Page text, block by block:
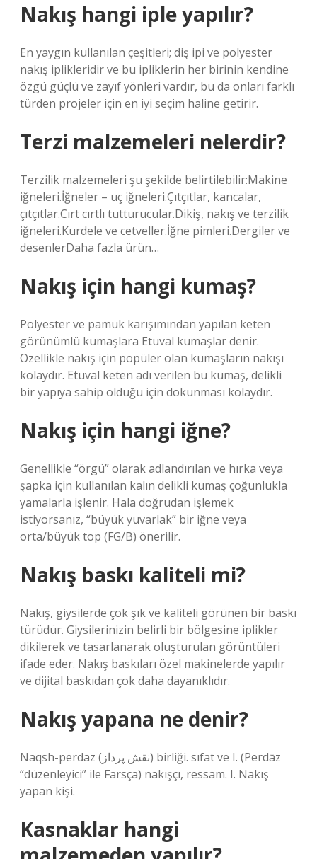
Nakış hangi iple yapılır?
En yaygın kullanılan çeşitleri; diş ipi ve polyester
nakış iplikleridir ve bu ipliklerin her birinin kendine
özgü güçlü ve zayıf yönleri vardır, bu da onları farklı
türden projeler için en iyi seçim haline getirir.
Terzi malzemeleri nelerdir?
Terzilik malzemeleri şu şekilde belirtilebilir:Makine
iğneleri.İğneler – uç iğneleri.Çıtçıtlar, kancalar,
çıtçıtlar.Cırt cırtlı tutturucular.Dikiş, nakış ve terzilik
iğneleri.Kurdele ve cetveller.İğne pimleri.Dergiler ve
desenlerDaha fazla ürün…
Nakış için hangi kumaş?
Polyester ve pamuk karışımından yapılan keten
görünümlü kumaşlara Etuval kumaşlar denir.
Özellikle nakış için popüler olan kumaşların nakışı
kolaydır. Etuval keten adı verilen bu kumaş, delikli
bir yapıya sahip olduğu için dokunması kolaydır.
Nakış için hangi iğne?
Genellikle “örgü” olarak adlandırılan ve hırka veya
şapka için kullanılan kalın delikli kumaş çoğunlukla
yamalarla işlenir. Hala doğrudan işlemek
istiyorsanız, “büyük yuvarlak” bir iğne veya
orta/büyük top (FG/B) önerilir.
Nakış baskı kaliteli mi?
Nakış, giysilerde çok şık ve kaliteli görünen bir baskı
türüdür. Giysilerinizin belirli bir bölgesine iplikler
dikilerek ve tasarlanarak oluşturulan görüntüleri
ifade eder. Nakış baskıları özel makinelerde yapılır
ve dijital baskıdan çok daha dayanıklıdır.
Nakış yapana ne denir?
Naqsh-perdaz (ﻧﻘﺶ ﭘﺮﺩﺍﺯ) birliği. sıfat ve I. (Perdāz
“düzenleyici” ile Farsça) nakışçı, ressam. I. Nakış
yapan kişi.
Kasnaklar hangi